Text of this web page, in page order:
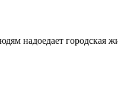
надоедает городская